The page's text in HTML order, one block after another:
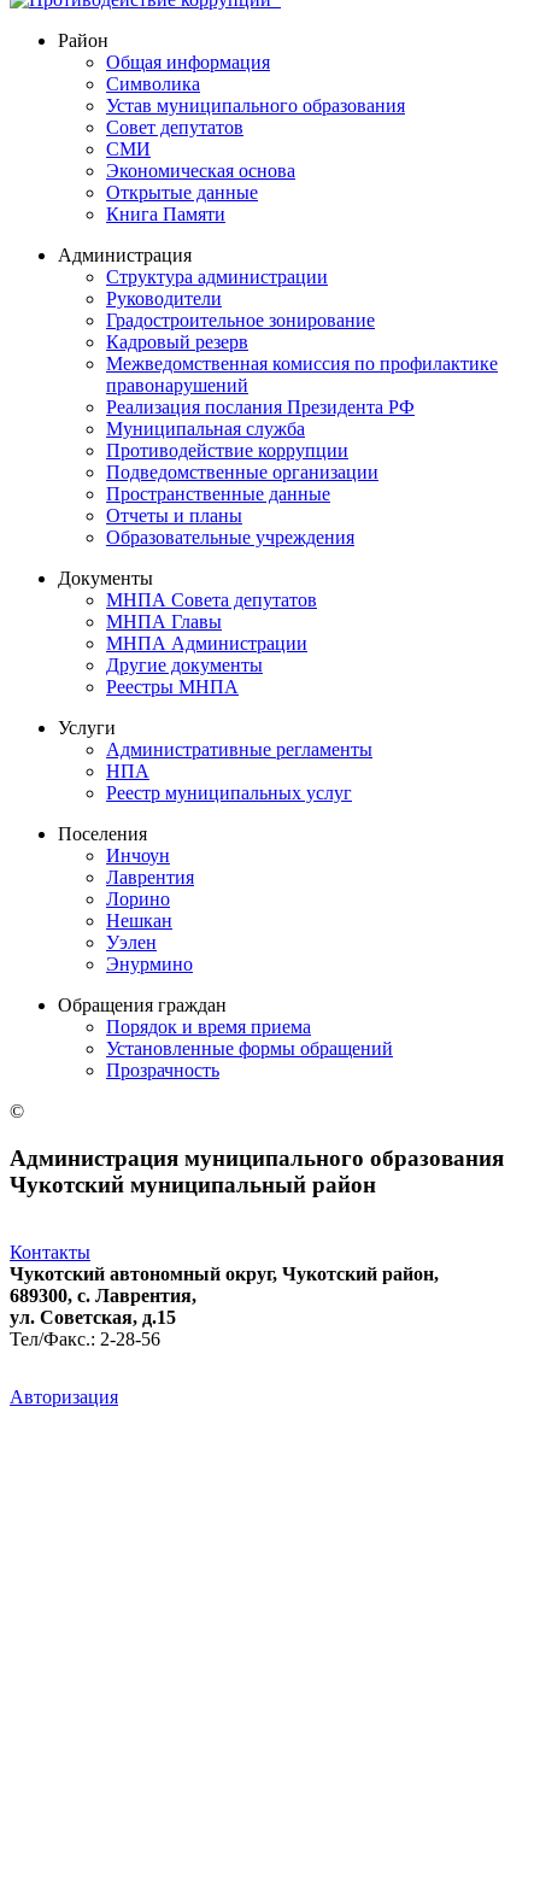
Район
Общая информация
Символика
Устав муниципального образования
Совет депутатов
СМИ
Экономическая основа
Открытые данные
Книга Памяти
Администрация
Структура администрации
Руководители
Градостроительное зонирование
Кадровый резерв
Межведомственная комиссия по профилактике
правонарушений
Реализация послания Президента РФ
Муниципальная служба
Противодействие коррупции
Подведомственные организации
Пространственные данные
Отчеты и планы
Образовательные учреждения
Документы
МНПА Совета депутатов
МНПА Главы
МНПА Администрации
Другие документы
Реестры МНПА
Услуги
Административные регламенты
НПА
Реестр муниципальных услуг
Поселения
Инчоун
Лаврентия
Лорино
Нешкан
Уэлен
Энурмино
Обращения граждан
Порядок и время приема
Установленные формы обращений
Прозрачность
©
Администрация муниципального образования
Чукотский муниципальный район
Контакты
Чукотский автономный округ, Чукотский район,
689300, с. Лаврентия,
ул. Советская, д.15
Тел/Факс.: 2-28-56
Авторизация